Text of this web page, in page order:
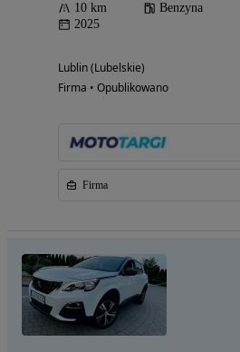
10 km Benzyna
2025
Lublin (Lubelskie)
Firma • Opublikowano
Firma